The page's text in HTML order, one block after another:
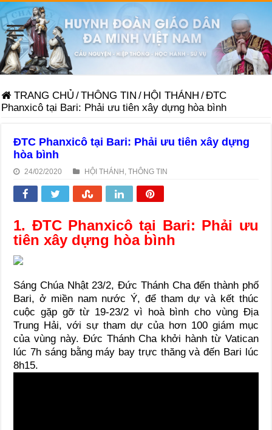
TRANG CHỦ /THÔNG TIN / HỘI THÁNH /ĐTC
Phanxicô tại Bari: Phải ưu tiên xây dựng hòa bình
ĐTC Phanxicô tại Bari: Phải ưu tiên xây dựng
hòa bình
24/02/2020 HỘI THÁNH ,THÔNG TIN
1. ĐTC Phanxicô tại Bari: Phải ưu
tiên xây dựng hòa bình
Sáng Chúa Nhật 23/2, Đức Thánh Cha đến thành phố
Bari, ở miền nam nước Ý, để tham dự và kết thúc
cuộc gặp gỡ từ 19-23/2 vì hoà bình cho vùng Địa
Trung Hải, với sự tham dự của hơn 100 giám mục
của vùng này. Đức Thánh Cha khởi hành từ Vatican
lúc 7h sáng bằng máy bay trực thăng và đến Bari lúc
8h15.